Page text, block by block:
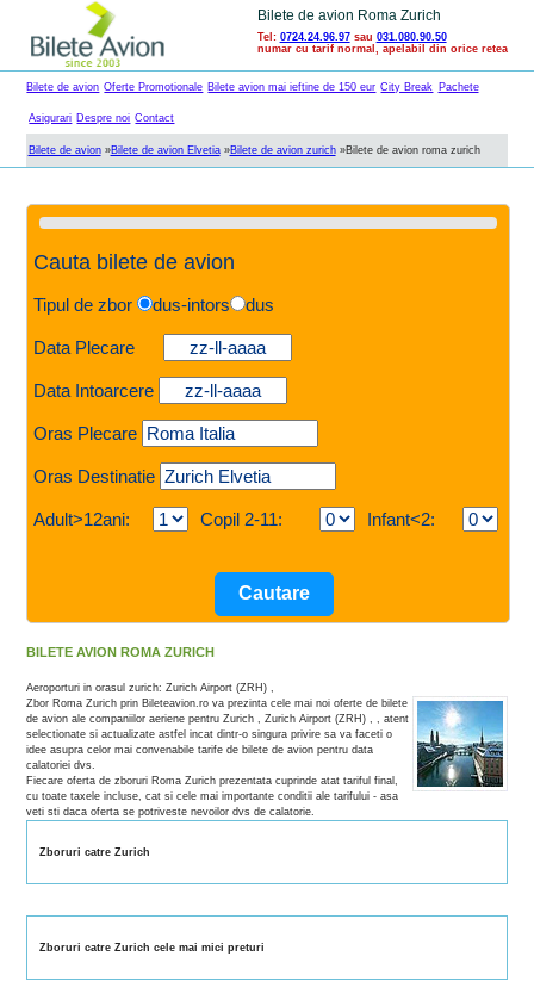
Bilete de avion Roma Zurich
Tel: 0724.24.96.97sau 031.080.90.50
numar cu tarif normal, apelabil din orice retea
Bilete de avion Oferte Promotionale Bilete avion mai ieftine de 150 eur City Break Pachete
Asigurari Despre noi Contact
Bilete de avion»Bilete de avion Elvetia»Bilete de avion zurich»Bilete de avion roma zurich
Cauta bilete de avion
Tipul de zbor dus-intors dus
Data Plecare
Data Intoarcere
Oras Plecare
Oras Destinatie
Adult>12ani: Copil 2-11: Infant<2:
BILETE AVION ROMA ZURICH
Aeroporturi in orasul zurich: Zurich Airport (ZRH) ,
Zbor Roma Zurich prin Bileteavion.ro va prezinta cele mai noi oferte de bilete
de avion ale companiilor aeriene pentru Zurich , Zurich Airport (ZRH) , , atent
selectionate si actualizate astfel incat dintr-o singura privire sa va faceti o
idee asupra celor mai convenabile tarife de bilete de avion pentru data
calatoriei dvs.
Fiecare oferta de zboruri Roma Zurich prezentata cuprinde atat tariful final,
cu toate taxele incluse, cat si cele mai importante conditii ale tarifului - asa
veti sti daca oferta se potriveste nevoilor dvs de calatorie.
Zboruri catre Zurich
Zboruri catre Zurich cele mai mici preturi